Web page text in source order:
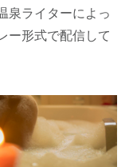
泉ライターによっ
ー形式で配信して